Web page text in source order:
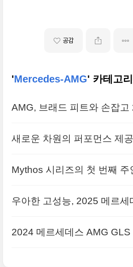
공감
'Mercedes-AMG' 카테고
AMG, 브래드 피트와 손잡
새로운 차원의 퍼포먼스 제
Mythos 시리즈의 첫 번째 주
우아한 고성능, 2025 메르
2024 메르세데스 AMG